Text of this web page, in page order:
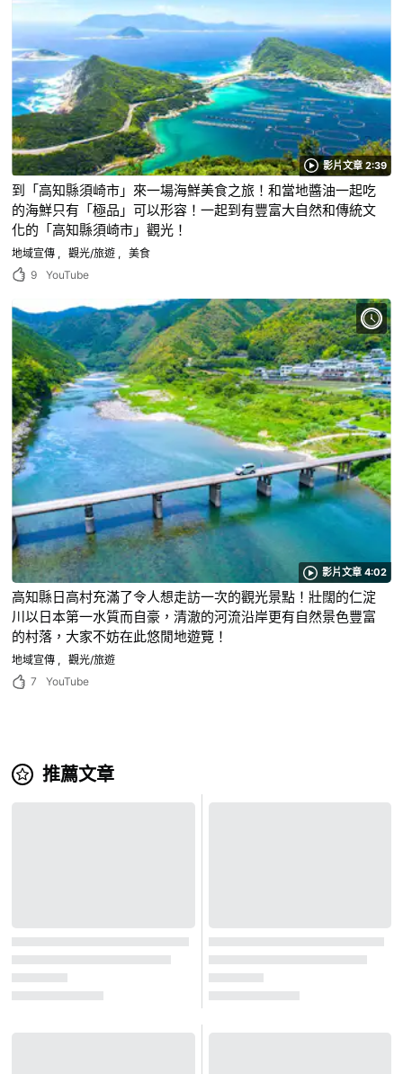
影片文章 2:39
到「高知縣須崎市」來一場海鮮美食之旅！和當地醬油一起吃
的海鮮只有「極品」可以形容！一起到有豐富大自然和傳統文
化的「高知縣須崎市」觀光！
地域宣傳 觀光/旅遊
美食
9
YouTube
影片文章 4:02
高知縣日高村充滿了令人想走訪一次的觀光景點！壯闊的仁淀
川以日本第一水質而自豪，清澈的河流沿岸更有自然景色豐富
的村落，大家不妨在此悠閒地遊覽！
地域宣傳
觀光/旅遊
7
YouTube
推薦文章